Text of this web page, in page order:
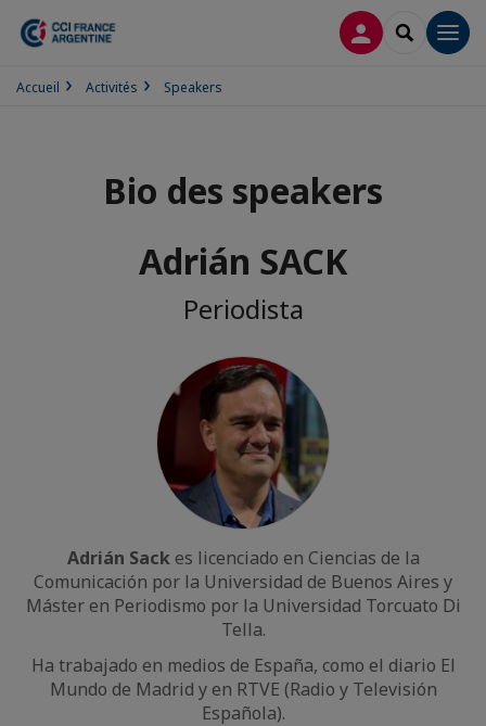
CONNEXION
Accueil Activités Speakers
Bio des speakers
Adrián SACK
Periodista
Adrián Sackes licenciado en Ciencias de la
Comunicación por la Universidad de Buenos Aires y
Máster en Periodismo por la Universidad Torcuato Di
Tella.
Ha trabajado en medios de España, como el diario El
Mundo de Madrid y en RTVE (Radio y Televisión
Española).